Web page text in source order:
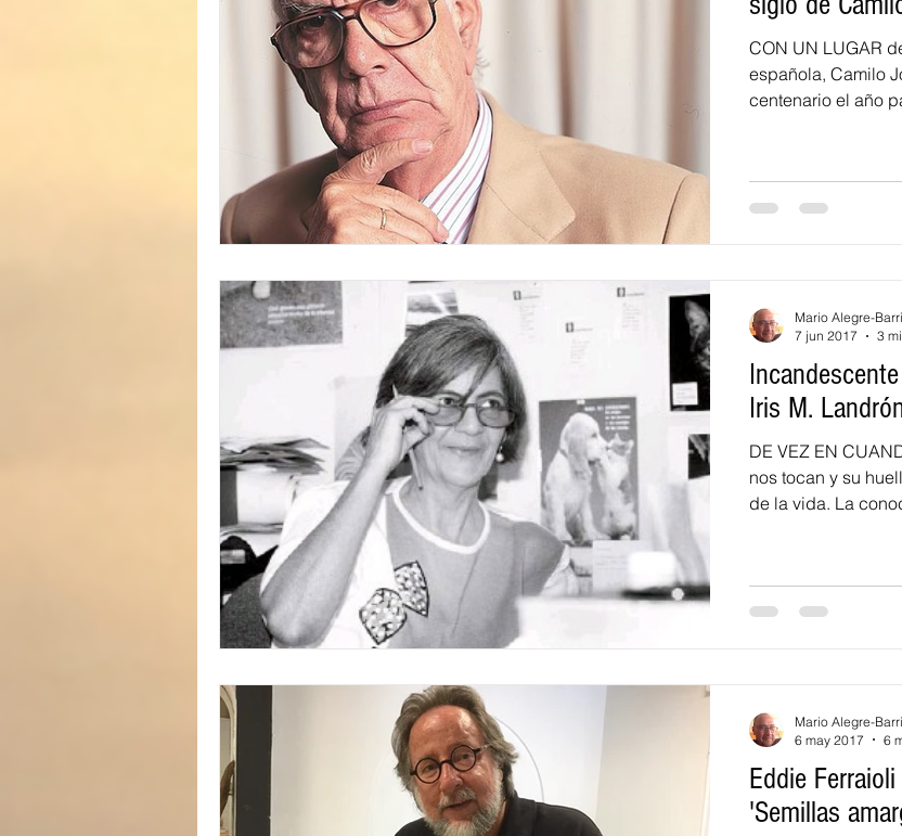
CON UN LUGAR
española, Camilo
centenario el año
Iris M.
DE VEZ EN
nos tocan y su
de la vida. La
Mario Alegre-
7 jun 2017
3
Eddie
'Semillas
Mario Alegre-
6 may 2017
6